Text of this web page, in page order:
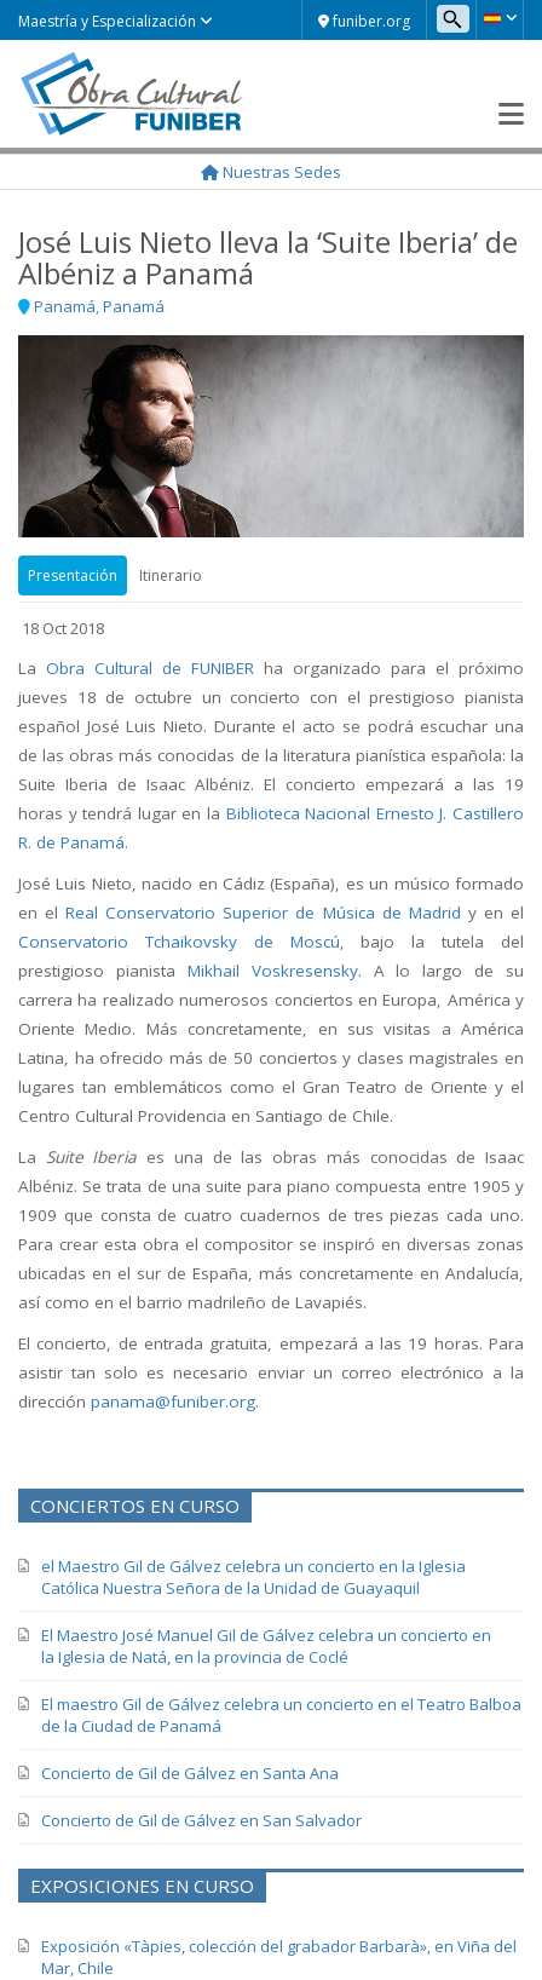
funiber.org
Maestría y Especialización
Nuestras Sedes
José Luis Nieto lleva la ‘Suite Iberia’ de Albéniz a
Panamá
Panamá 16 abril, 2019
José Luis Nieto lleva la ‘Suite Iberia’ de
Albéniz a Panamá
Panamá,Panamá
Presentación Itinerario
18 Oct 2018
La Obra Cultural de FUNIBER ha organizado para el próximo
jueves 18 de octubre un concierto con el prestigioso pianista
español José Luis Nieto. Durante el acto se podrá escuchar una
de las obras más conocidas de la literatura pianística española: la
Suite Iberia de Isaac Albéniz. El concierto empezará a las 19
horas y tendrá lugar en la Biblioteca Nacional Ernesto J. Castillero
R. de Panamá.
José Luis Nieto, nacido en Cádiz (España), es un músico formado
en elReal Conservatorio Superior de Música de Madrid y en el
Conservatorio Tchaikovsky de Moscú, bajo la tutela del
prestigioso pianista Mikhail Voskresensky. A lo largo de su
carrera ha realizado numerosos conciertos en Europa, América y
Oriente Medio. Más concretamente, en sus visitas a América
Latina, ha ofrecido más de 50 conciertos y clases magistrales en
lugares tan emblemáticos como el Gran Teatro de Oriente y el
Centro Cultural Providencia en Santiago de Chile.
La Suite Iberia es una de las obras más conocidas de Isaac
Albéniz. Se trata de una suite para piano compuesta entre 1905 y
1909 que consta de cuatro cuadernos de tres piezas cada uno.
Para crear esta obra el compositor se inspiró en diversas zonas
ubicadas en el sur de España, más concretamente en Andalucía,
así como en el barrio madrileño de Lavapiés.
El concierto, de entrada gratuita, empezará a las 19 horas. Para
asistir tan solo es necesario enviar un correo electrónico a la
dirección panama@funiber.org.
CONCIERTOS EN CURSO
el Maestro Gil de Gálvez celebra un concierto en la Iglesia
Católica Nuestra Señora de la Unidad de Guayaquil
El Maestro José Manuel Gil de Gálvez celebra un concierto en
la Iglesia de Natá, en la provincia de Coclé
El maestro Gil de Gálvez celebra un concierto en el Teatro Balboa
de la Ciudad de Panamá
Concierto de Gil de Gálvez en Santa Ana
Concierto de Gil de Gálvez en San Salvador
EXPOSICIONES EN CURSO
Exposición «Tàpies, colección del grabador Barbarà», en Viña del
Mar, Chile